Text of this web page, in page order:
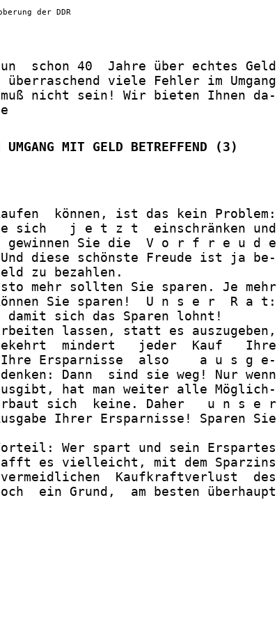
der DDR
schon 40  Jahre über echtes Geld
viele Fehler im Umgang
nicht sein! Wir bieten Ihnen da-
MIT GELD BETREFFEND (3)
können, ist das kein Problem:
sich   j e t z t  einschränken und
Sie die  V o r f r e u d e
diese schönste Freude ist ja be-
zu bezahlen.
mehr sollten Sie sparen. Je mehr
Sie sparen!  U n s e r  R a t:
sich das Sparen lohnt!
lassen, statt es auszugeben,
mindert   jeder  Kauf   Ihre
Ersparnisse  also    a u s g e-
Dann  sind sie weg! Nur wenn
hat man weiter alle Möglich-
sich  keine. Daher   u n s e r
Ihrer Ersparnisse! Sparen Sie
Wer spart und sein Erspartes
es vielleicht, mit dem Sparzins
Kaufkraftverlust  des
ein Grund,  am besten überhaupt